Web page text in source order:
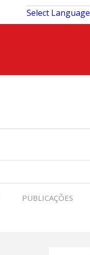
Select Language
PUBLICAÇÕES